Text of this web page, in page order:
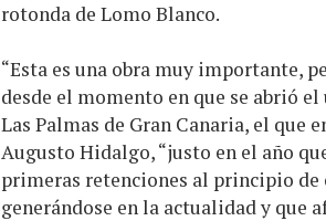
rotonda de Lomo Blanco.
“Esta es una obra muy importante,
desde el momento en que se abrió
Las Palmas de Gran Canaria, el que
Augusto Hidalgo, “justo en el año
primeras retenciones al principio de
generándose en la actualidad y que